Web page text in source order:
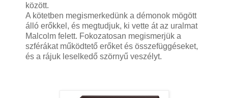
között.
A kötetben megismerkedünk a démonok mögött
álló erőkkel, és megtudjuk, ki vette át az uralmat
Malcolm felett. Fokozatosan megismerjük a
szférákat működtető erőket és összefüggéseket,
és a rájuk leselkedő szörnyű veszélyt.